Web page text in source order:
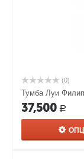
(0)
Тумба Луи
37,500 Р